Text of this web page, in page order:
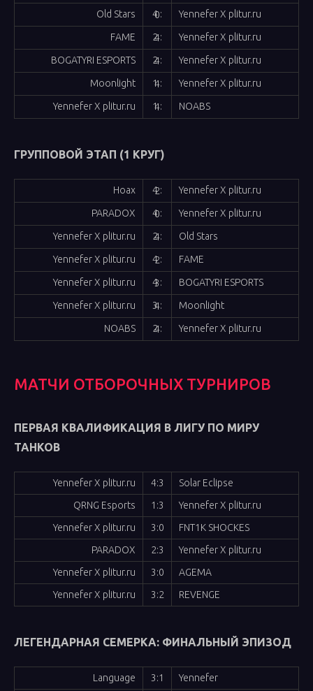
Old Stars 4 : 0 Yennefer X plitur.ru
FAME 2 : 4 Yennefer X plitur.ru
BOGATYRI ESPORTS 2 : 4 Yennefer X plitur.ru
Moonlight 1 : 4 Yennefer X plitur.ru
Yennefer X plitur.ru 1 : 4 NOABS
ГРУППОВОЙ ЭТАП (1 КРУГ)
Hoax 4 : 2 Yennefer X plitur.ru
PARADOX 4 : 0 Yennefer X plitur.ru
Yennefer X plitur.ru 2 : 4 Old Stars
Yennefer X plitur.ru 4 : 2 FAME
Yennefer X plitur.ru 4 : 3 BOGATYRI ESPORTS
Yennefer X plitur.ru 3 : 4 Moonlight
NOABS 2 : 4 Yennefer X plitur.ru
МАТЧИ ОТБОРОЧНЫХ ТУРНИРОВ
ПЕРВАЯ КВАЛИФИКАЦИЯ В ЛИГУ ПО МИРУ
ТАНКОВ
Yennefer X plitur.ru 4:3
Solar Eclipse
QRNG Esports
1:3
Yennefer X plitur.ru
Yennefer X plitur.ru
3:0
FNT1K SHOCKES
PARADOX
2:3
Yennefer X plitur.ru
Yennefer X plitur.ru
3:0
AGEMA
Yennefer X plitur.ru
3:2 REVENGE
ЛЕГЕНДАРНАЯ СЕМЕРКА: ФИНАЛЬНЫЙ ЭПИЗОД
Language 3:1
Yennefer